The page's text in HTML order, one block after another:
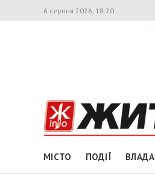
6 серпня 2026, 18:20
МІСТО ПОДІЇ ВЛАДА